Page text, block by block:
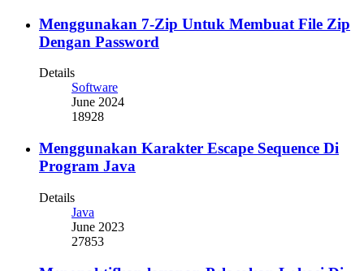
Menggunakan 7-Zip Untuk Membuat File Zip
Dengan Password
Details
Software
June 2024
18928
Menggunakan Karakter Escape Sequence Di
Program Java
Details
Java
June 2023
27853